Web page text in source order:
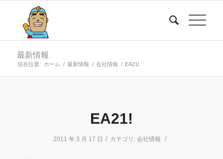
最新情報
現在位置: ホーム / 最新情報 / 会社情報 / EA21!
EA21!
2011 年 3 月 17 日 / カテゴリ:会社情報 /